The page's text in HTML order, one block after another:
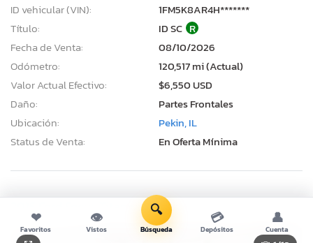
ID vehicular (VIN):
1FM5K8AR4H*******
Título:
ID SC R
Fecha de Venta:
08/10/2026
Odómetro:
120,517 mi (Actual)
Valor Actual Efectivo:
$6,550 USD
Daño:
Partes Frontales
Ubicación:
Pekin, IL
Status de Venta:
En Oferta Mínima
2015 Ford Focus Titanium
❤
Favoritos
👁
Vistos
🔍
Búsqueda
💳
Depósitos
👤
Cuenta